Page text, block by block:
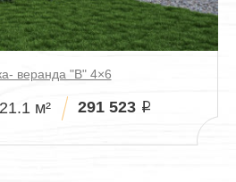
веранда "В" 4×6
21.1 м² 291 523 i